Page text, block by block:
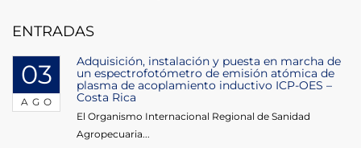
ENTRADAS
03
AGO
Adquisición, instalación y puesta en marcha de
un espectrofotómetro de emisión atómica de
plasma de acoplamiento inductivo ICP-OES –
Costa Rica
El Organismo Internacional Regional de Sanidad
Agropecuaria...